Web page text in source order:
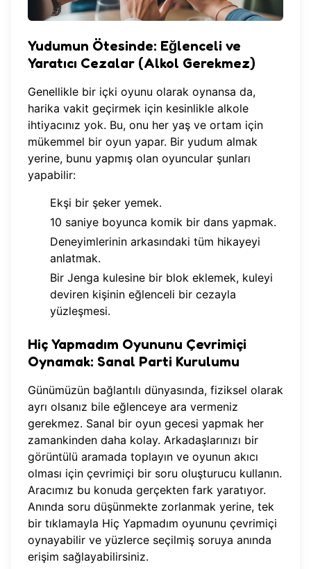
Yudumun Ötesinde: Eğlenceli ve
Yaratıcı Cezalar (Alkol Gerekmez)
Genellikle bir içki oyunu olarak oynansa da,
harika vakit geçirmek için kesinlikle alkole
ihtiyacınız yok. Bu, onu her yaş ve ortam için
mükemmel bir oyun yapar. Bir yudum almak
yerine, bunu yapmış olan oyuncular şunları
yapabilir:
Ekşi bir şeker yemek.
10 saniye boyunca komik bir dans yapmak.
Deneyimlerinin arkasındaki tüm hikayeyi
anlatmak.
Bir Jenga kulesine bir blok eklemek, kuleyi
deviren kişinin eğlenceli bir cezayla
yüzleşmesi.
Hiç Yapmadım Oyununu Çevrimiçi
Oynamak: Sanal Parti Kurulumu
Günümüzün bağlantılı dünyasında, fiziksel olarak
ayrı olsanız bile eğlenceye ara vermeniz
gerekmez. Sanal bir oyun gecesi yapmak her
zamankinden daha kolay. Arkadaşlarınızı bir
görüntülü aramada toplayın ve oyunun akıcı
olması için çevrimiçi bir soru oluşturucu kullanın.
Aracımız bu konuda gerçekten fark yaratıyor.
Anında soru düşünmekte zorlanmak yerine, tek
bir tıklamayla Hiç Yapmadım oyununu çevrimiçi
oynayabilir ve yüzlerce seçilmiş soruya anında
erişim sağlayabilirsiniz.